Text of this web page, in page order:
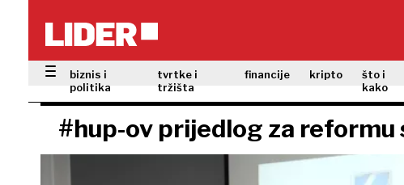
biznis i
politika
tvrtke i
tržišta
financije kripto
što i
kako
#hup-ov prijedlog za reformu